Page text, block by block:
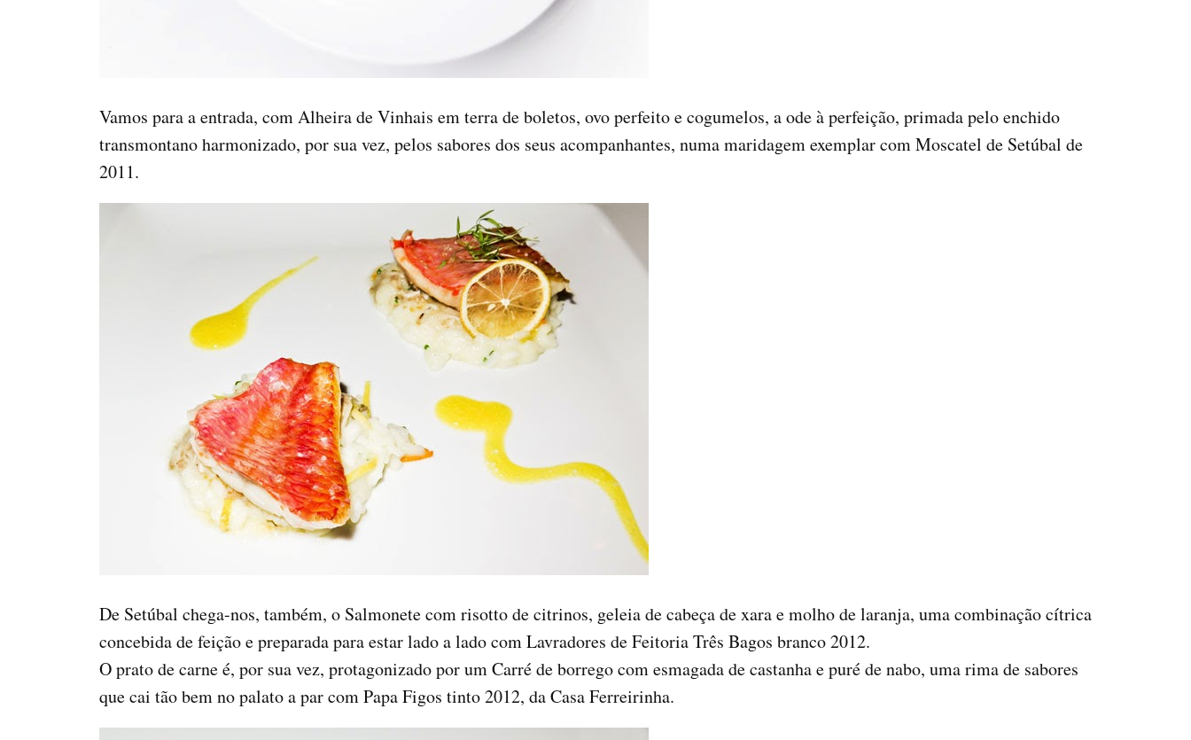
Vamos para a entrada, com Alheira de Vinhais em terra de boletos, ovo perfeito e cogumelos, a ode à perfeição, primada pelo enchido
transmontano harmonizado, por sua vez, pelos sabores dos seus acompanhantes, numa maridagem exemplar com Moscatel de Setúbal de
2011.
De Setúbal chega-nos, também, o Salmonete com risotto de citrinos, geleia de cabeça de xara e molho de laranja, uma combinação cítrica
concebida de feição e preparada para estar lado a lado com Lavradores de Feitoria Três Bagos branco 2012.
O prato de carne é, por sua vez, protagonizado por um Carré de borrego com esmagada de castanha e puré de nabo, uma rima de sabores
que cai tão bem no palato a par com Papa Figos tinto 2012, da Casa Ferreirinha.